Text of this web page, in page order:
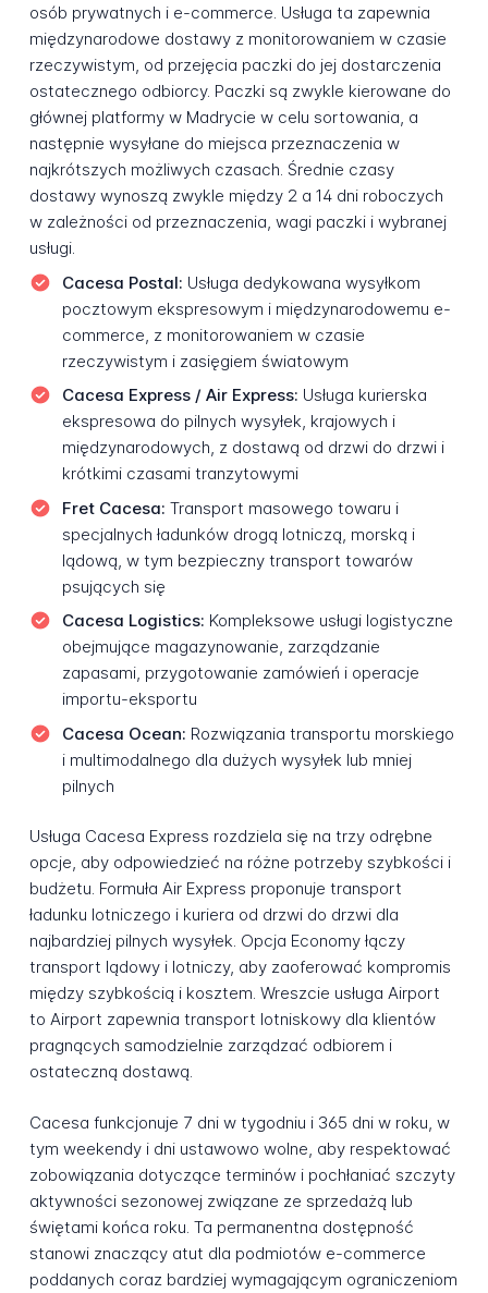
osób prywatnych i e-commerce. Usługa ta zapewnia
międzynarodowe dostawy z monitorowaniem w czasie
rzeczywistym, od przejęcia paczki do jej dostarczenia
ostatecznego odbiorcy. Paczki są zwykle kierowane do
głównej platformy w Madrycie w celu sortowania, a
następnie wysyłane do miejsca przeznaczenia w
najkrótszych możliwych czasach. Średnie czasy
dostawy wynoszą zwykle między 2 a 14 dni roboczych
w zależności od przeznaczenia, wagi paczki i wybranej
usługi.
Cacesa Postal: Usługa dedykowana wysyłkom
pocztowym ekspresowym i międzynarodowemu e-
commerce, z monitorowaniem w czasie
rzeczywistym i zasięgiem światowym
Cacesa Express / Air Express: Usługa kurierska
ekspresowa do pilnych wysyłek, krajowych i
międzynarodowych, z dostawą od drzwi do drzwi i
krótkimi czasami tranzytowymi
Fret Cacesa: Transport masowego towaru i
specjalnych ładunków drogą lotniczą, morską i
lądową, w tym bezpieczny transport towarów
psujących się
Cacesa Logistics: Kompleksowe usługi logistyczne
obejmujące magazynowanie, zarządzanie
zapasami, przygotowanie zamówień i operacje
importu-eksportu
Cacesa Ocean: Rozwiązania transportu morskiego
i multimodalnego dla dużych wysyłek lub mniej
pilnych
Usługa Cacesa Express rozdziela się na trzy odrębne
opcje, aby odpowiedzieć na różne potrzeby szybkości i
budżetu. Formuła Air Express proponuje transport
ładunku lotniczego i kuriera od drzwi do drzwi dla
najbardziej pilnych wysyłek. Opcja Economy łączy
transport lądowy i lotniczy, aby zaoferować kompromis
między szybkością i kosztem. Wreszcie usługa Airport
to Airport zapewnia transport lotniskowy dla klientów
pragnących samodzielnie zarządzać odbiorem i
ostateczną dostawą.
Cacesa funkcjonuje 7 dni w tygodniu i 365 dni w roku, w
tym weekendy i dni ustawowo wolne, aby respektować
zobowiązania dotyczące terminów i pochłaniać szczyty
aktywności sezonowej związane ze sprzedażą lub
świętami końca roku. Ta permanentna dostępność
stanowi znaczący atut dla podmiotów e-commerce
poddanych coraz bardziej wymagającym ograniczeniom